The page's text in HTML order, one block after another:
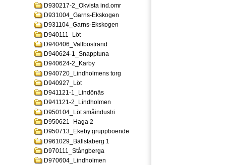
D930217-2_Okvista ind.omr
D931004_Garns-Ekskogen
D931104_Garns-Ekskogen
D940111_Löt
D940406_Vallbostrand
D940624-1_Snapptuna
D940624-2_Karby
D940720_Lindholmens torg
D940927_Löt
D941121-1_Lindönäs
D941121-2_Lindholmen
D950104_Löt småindustri
D950621_Haga 2
D950713_Ekeby gruppboende
D961029_Bällstaberg 1
D970111_Stångberga
D970604_Lindholmen